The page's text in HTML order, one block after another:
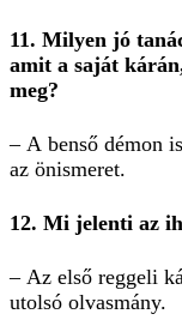
11. Milyen jó
amit a saját
meg?
– A benső démon
az önismeret.
12. Mi jelenti az
– Az első reggeli
utolsó olvasmány.